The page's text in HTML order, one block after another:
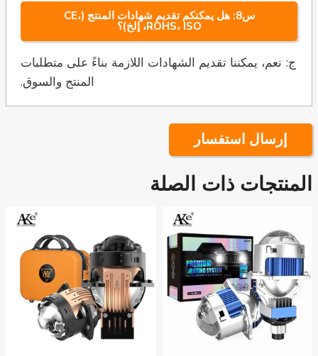
س8: هل يمكنكم تقديم شهادات المنتج (CE،
ROHS، ISO، إلخ)؟
ج: نعم، يمكننا تقديم الشهادات اللازمة بناءً على متطلبات
المنتج والسوق.
إرسال استفسار
المنتجات ذات الصلة